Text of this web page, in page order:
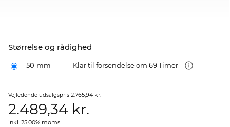
Størrelse og rådighed
50 mm Klar til forsendelse om 69 Timer
Vejledende udsalgspris 2.765,94 kr.
2.489,34 kr.
inkl. 25.00% moms